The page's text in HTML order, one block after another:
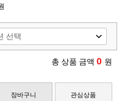
총 상품 금액 0 원
장바구니 관심상품